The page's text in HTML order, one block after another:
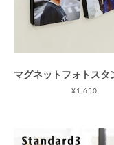
¥1,650